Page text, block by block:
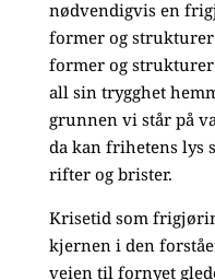
nødvendigvis en
former og
former og
all sin trygghet
grunnen vi står på
da kan frihetens lys
rifter og brister.
Krisetid som
kjernen i den
veien til fornyet